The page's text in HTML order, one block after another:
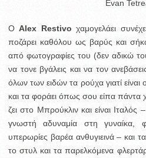
Evan
OAlex Restivo χαμογελάει
ποζάρει καθόλου ως βαρύς και
από φωτογραφίες του (δεν αδικώ
να τονε βγάλεις και να τον
όλων των ειδών τα ρούχα γιατί
και τα φοράει όπως σου είπα πάντα
ζει στο Μπρούκλιν και είναι Ιταλός
γνωστή αδυναμία στη γυναίκα,
υπερωρίες βαρέα ανθυγιεινά – και
το στυλ και τα παρελκόμενα